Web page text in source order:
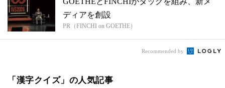
ディアを創設
PR（FINCHI on GOETHE）
Recommended by
「漢字クイズ」の人気記事